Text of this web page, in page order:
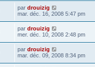
par drouizig
mar. déc. 16, 2008 5:47 pm
par drouizig
mer. déc. 10, 2008 2:48 pm
par drouizig
mar. déc. 09, 2008 8:34 pm